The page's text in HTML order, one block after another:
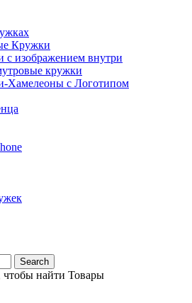
Кружки
с изображением внутри
кружки
Хамелеоны с Логотипом
Search
чтобы найти Товары